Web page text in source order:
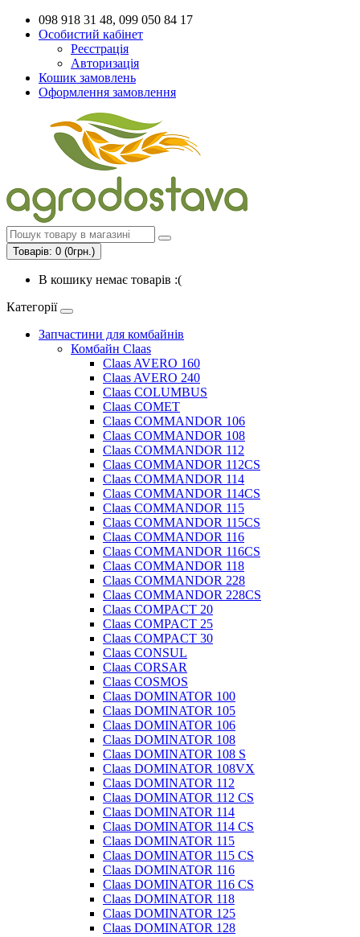
098 918 31 48, 099 050 84 17
Особистий кабінет
Реєстрація
Авторизація
Кошик замовлень
Оформлення замовлення
Товарів: 0 (0грн.)
В кошику немає товарів :(
Категорії
Запчастини для комбайнів
Комбайн Claas
Claas AVERO 160
Claas AVERO 240
Claas COLUMBUS
Claas COMET
Claas COMMANDOR 106
Claas COMMANDOR 108
Claas COMMANDOR 112
Claas COMMANDOR 112CS
Claas COMMANDOR 114
Claas COMMANDOR 114CS
Claas COMMANDOR 115
Claas COMMANDOR 115CS
Claas COMMANDOR 116
Claas COMMANDOR 116CS
Claas COMMANDOR 118
Claas COMMANDOR 228
Claas COMMANDOR 228CS
Claas COMPACT 20
Claas COMPACT 25
Claas COMPACT 30
Claas CONSUL
Claas CORSAR
Claas COSMOS
Claas DOMINATOR 100
Claas DOMINATOR 105
Claas DOMINATOR 106
Claas DOMINATOR 108
Claas DOMINATOR 108 S
Claas DOMINATOR 108VX
Claas DOMINATOR 112
Claas DOMINATOR 112 CS
Claas DOMINATOR 114
Claas DOMINATOR 114 CS
Claas DOMINATOR 115
Claas DOMINATOR 115 CS
Claas DOMINATOR 116
Claas DOMINATOR 116 CS
Claas DOMINATOR 118
Claas DOMINATOR 125
Claas DOMINATOR 128